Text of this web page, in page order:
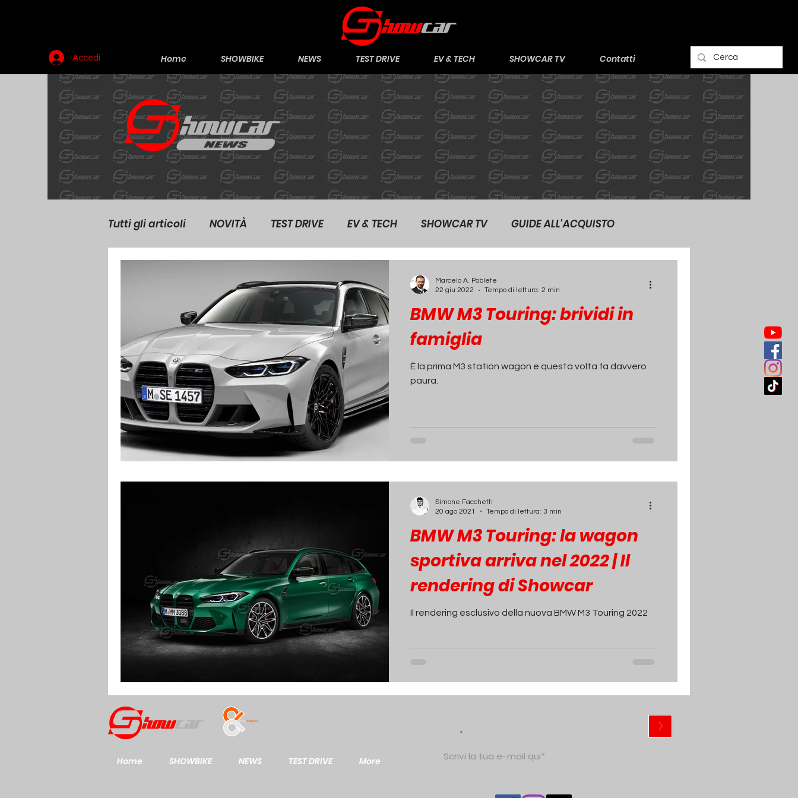
Accedi Home SHOWBIKE NEWS TEST DRIVE EV & TECH SHOWCAR TV Contatti
Tutti gli articoli NOVITÀ TEST DRIVE EV & TECH SHOWCAR TV GUIDE ALL'ACQUISTO
BMW M3 Touring: brividi in
famiglia
È la prima M3 station wagon e questa volta fa davvero
paura.
Marcelo A. Poblete
22 giu 2022
Tempo di lettura: 2 min
BMW M3 Touring: la wagon
sportiva arriva nel 2022 | Il
rendering di Showcar
Il rendering esclusivo della nuova BMW M3 Touring 2022
Simone Facchetti
20 ago 2021
Tempo di lettura: 3 min
Home SHOWBIKE NEWS TEST DRIVE More
>